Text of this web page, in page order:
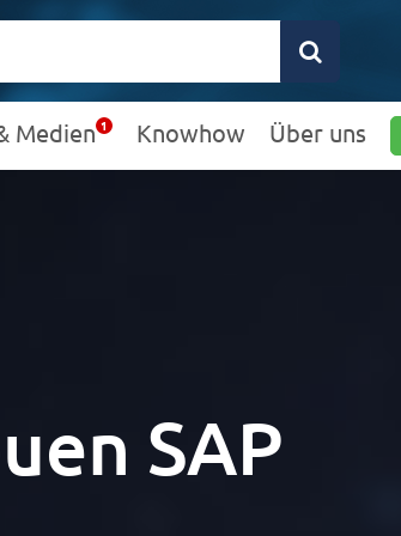
Medien Knowhow Über uns
SAP